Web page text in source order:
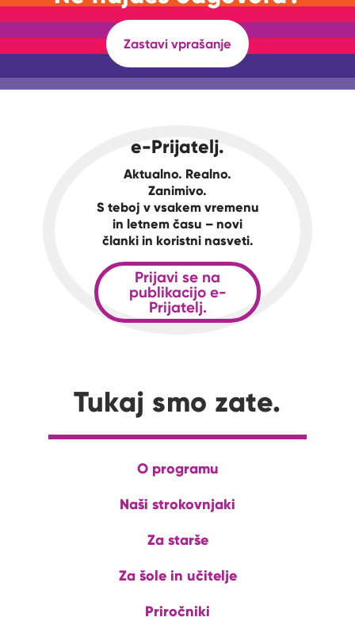
Zastavi vprašanje
e-Prijatelj.
Aktualno. Realno.
Zanimivo.
S teboj v vsakem vremenu
in letnem času – novi
članki in koristni nasveti.
Prijavi se na
publikacijo e-
Prijatelj.
Tukaj smo zate.
O programu
Naši strokovnjaki
Za starše
Za šole in učitelje
Priročniki